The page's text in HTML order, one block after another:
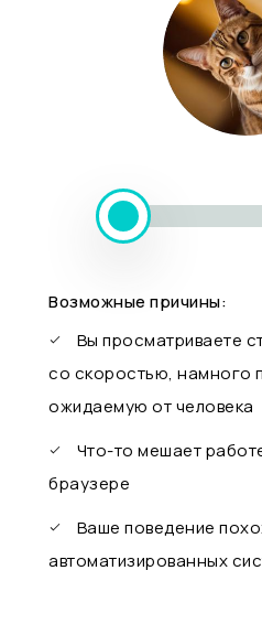
Возможные причины:
Вы просматриваете
со скоростью, намного
ожидаемую от человека
Что-то мешает
браузере
Ваше поведение
автоматизированных